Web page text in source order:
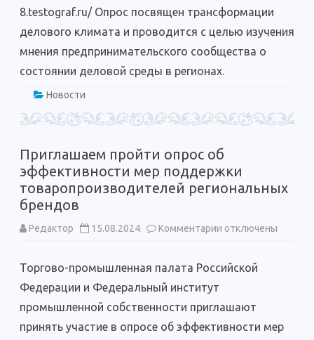
8.testograf.ru/ Опрос посвящен трансформации
делового климата и проводится с целью изучения
мнения предпринимательского сообщества о
состоянии деловой среды в регионах.
Новости
Приглашаем пройти опрос об
эффективности мер поддержки
товаропроизводителей региональных
брендов
Редактор 15.08.2024 Комментарии к
опрос
поддержки
региональных
отключены
Торгово-промышленная палата Российской
Федерации и Федеральный институт
промышленной собственности приглашают
принять участие в опросе об эффективности мер